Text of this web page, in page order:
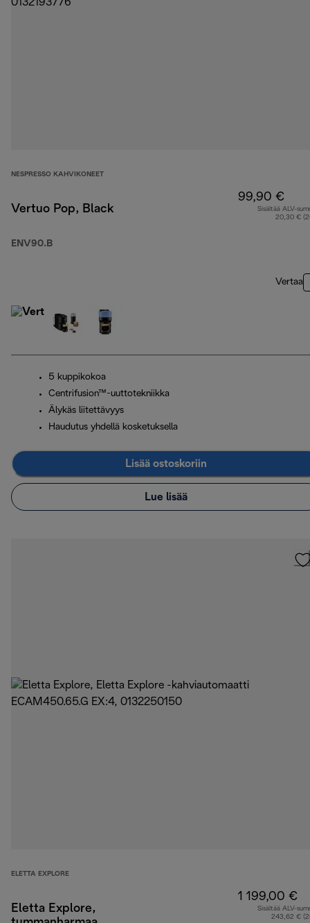
NESPRESSO KAHVIKONEET
Vertuo Pop, Black
ENV90.B
99,90 €
Sisältää ALV-
20,30 €
Vertaa
5 kuppikokoa
Centrifusion™-uuttotekniikka
Älykäs liitettävyys
Haudutus yhdellä kosketuksella
Lisää ostoskoriin
Lue lisää
ELETTA EXPLORE
Eletta Explore,
1 199,00 €
Sisältää ALV-
243,62 €